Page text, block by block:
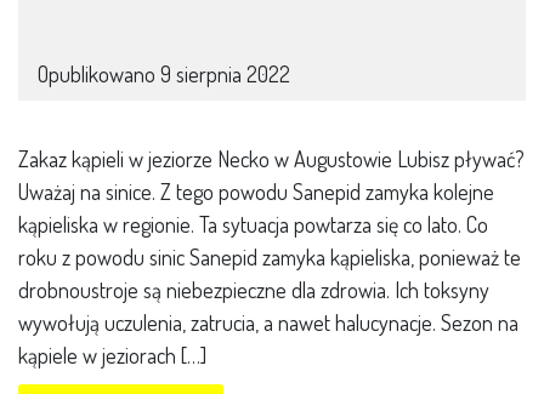
Opublikowano 9 sierpnia 2022
Zakaz kąpieli w jeziorze Necko w Augustowie Lubisz pływać?
Uważaj na sinice. Z tego powodu Sanepid zamyka kolejne
kąpieliska w regionie. Ta sytuacja powtarza się co lato. Co
roku z powodu sinic Sanepid zamyka kąpieliska, ponieważ te
drobnoustroje są niebezpieczne dla zdrowia. Ich toksyny
wywołują uczulenia, zatrucia, a nawet halucynacje. Sezon na
kąpiele w jeziorach […]